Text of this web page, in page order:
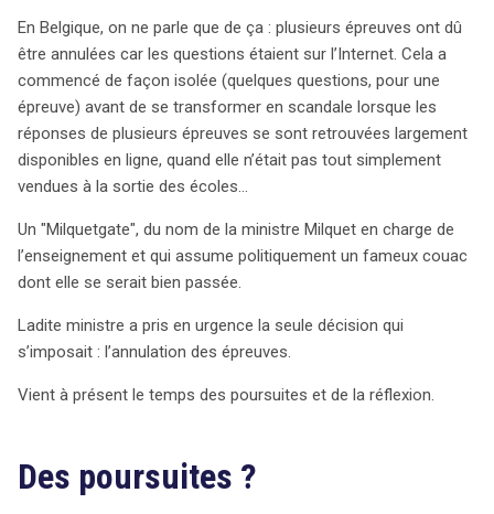
En Belgique, on ne parle que de ça : plusieurs épreuves ont dû
être annulées car les questions étaient sur l’Internet. Cela a
commencé de façon isolée (quelques questions, pour une
épreuve) avant de se transformer en scandale lorsque les
réponses de plusieurs épreuves se sont retrouvées largement
disponibles en ligne, quand elle n’était pas tout simplement
vendues à la sortie des écoles…
Un "Milquetgate", du nom de la ministre Milquet en charge de
l’enseignement et qui assume politiquement un fameux couac
dont elle se serait bien passée.
Ladite ministre a pris en urgence la seule décision qui
s’imposait : l’annulation des épreuves.
Vient à présent le temps des poursuites et de la réflexion.
Des poursuites ?